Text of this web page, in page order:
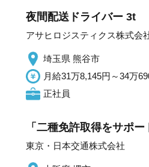
夜間配送ドライバー 3t
アサヒロジスティクス株式会
埼玉県 熊谷市
月給31万8,145円～34万
正社員
「二種免許取得をサポ
東京・日本交通株式会社